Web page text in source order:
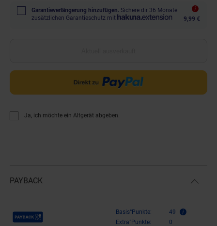
Garantieverlängerung hinzufügen. Sichere dir 36 Monate
zusätzlichen Garantieschutz mit
9,99 €
Ja, ich möchte ein Altgerät abgeben.
PAYBACK
Payback Punkte Basis°Punkte:
49
Extra°Punkte:
0